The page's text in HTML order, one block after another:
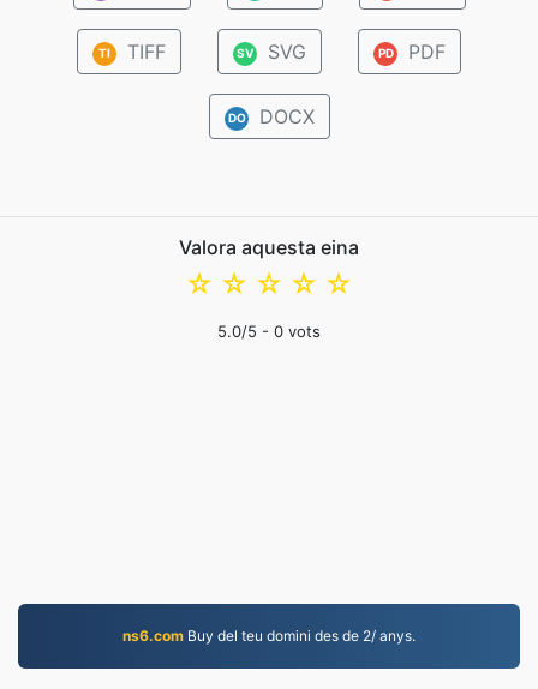
TI TIFF SV SVG PD PDF
DO DOCX
Valora aquesta eina
☆
☆
☆
☆
☆
5.0/5 - 0 vots
ns6.com Buy del teu domini des de 2/ anys.